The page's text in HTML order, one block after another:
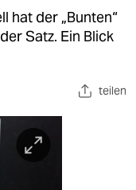
hat der „Bunten“
Satz. Ein Blick
teilen